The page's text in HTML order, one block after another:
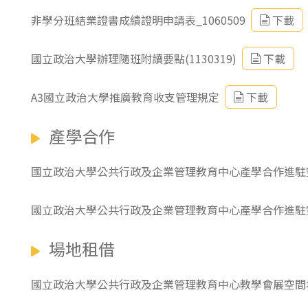
非學分班結業證書成績證明申請表_1060509 下載
國立政治大學辦理隨班附讀要點(1130319) 下載
A3國立政治大學推廣教育收支管理規定 下載
產學合作
國立政治大學公共行政及企業管理教育中心產學合作進
國立政治大學公共行政及企業管理教育中心產學合作進
場地租借
國立政治大學公共行政及企業管理教育中心教學會展空